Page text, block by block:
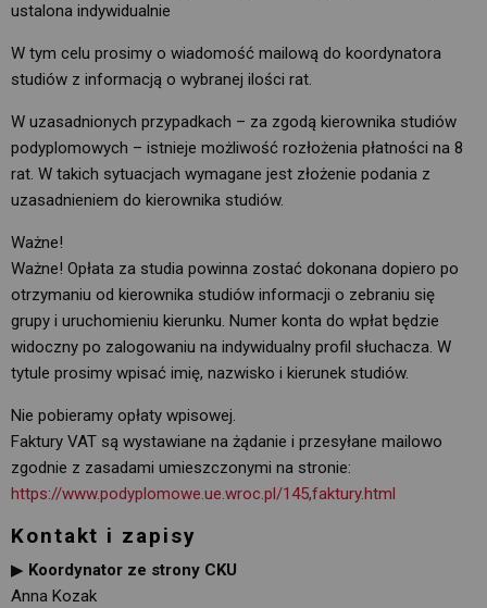
ustalona indywidualnie
W tym celu prosimy o wiadomość mailową do koordynatora
studiów z informacją o wybranej ilości rat.
W uzasadnionych przypadkach – za zgodą kierownika studiów
podyplomowych – istnieje możliwość rozłożenia płatności na 8
rat. W takich sytuacjach wymagane jest złożenie podania z
uzasadnieniem do kierownika studiów.
Ważne!
Ważne! Opłata za studia powinna zostać dokonana dopiero po
otrzymaniu od kierownika studiów informacji o zebraniu się
grupy i uruchomieniu kierunku. Numer konta do wpłat będzie
widoczny po zalogowaniu na indywidualny profil słuchacza. W
tytule prosimy wpisać imię, nazwisko i kierunek studiów.
Nie pobieramy opłaty wpisowej.
Faktury VAT są wystawiane na żądanie i przesyłane mailowo
zgodnie z zasadami umieszczonymi na stronie:
https://www.podyplomowe.ue.wroc.pl/145,faktury.html
Kontakt i zapisy
▶ Koordynator ze strony CKU
Anna Kozak